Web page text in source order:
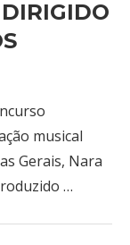
musical
Gerais, Nara
…